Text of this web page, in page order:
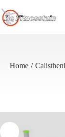
naar
de
Home /